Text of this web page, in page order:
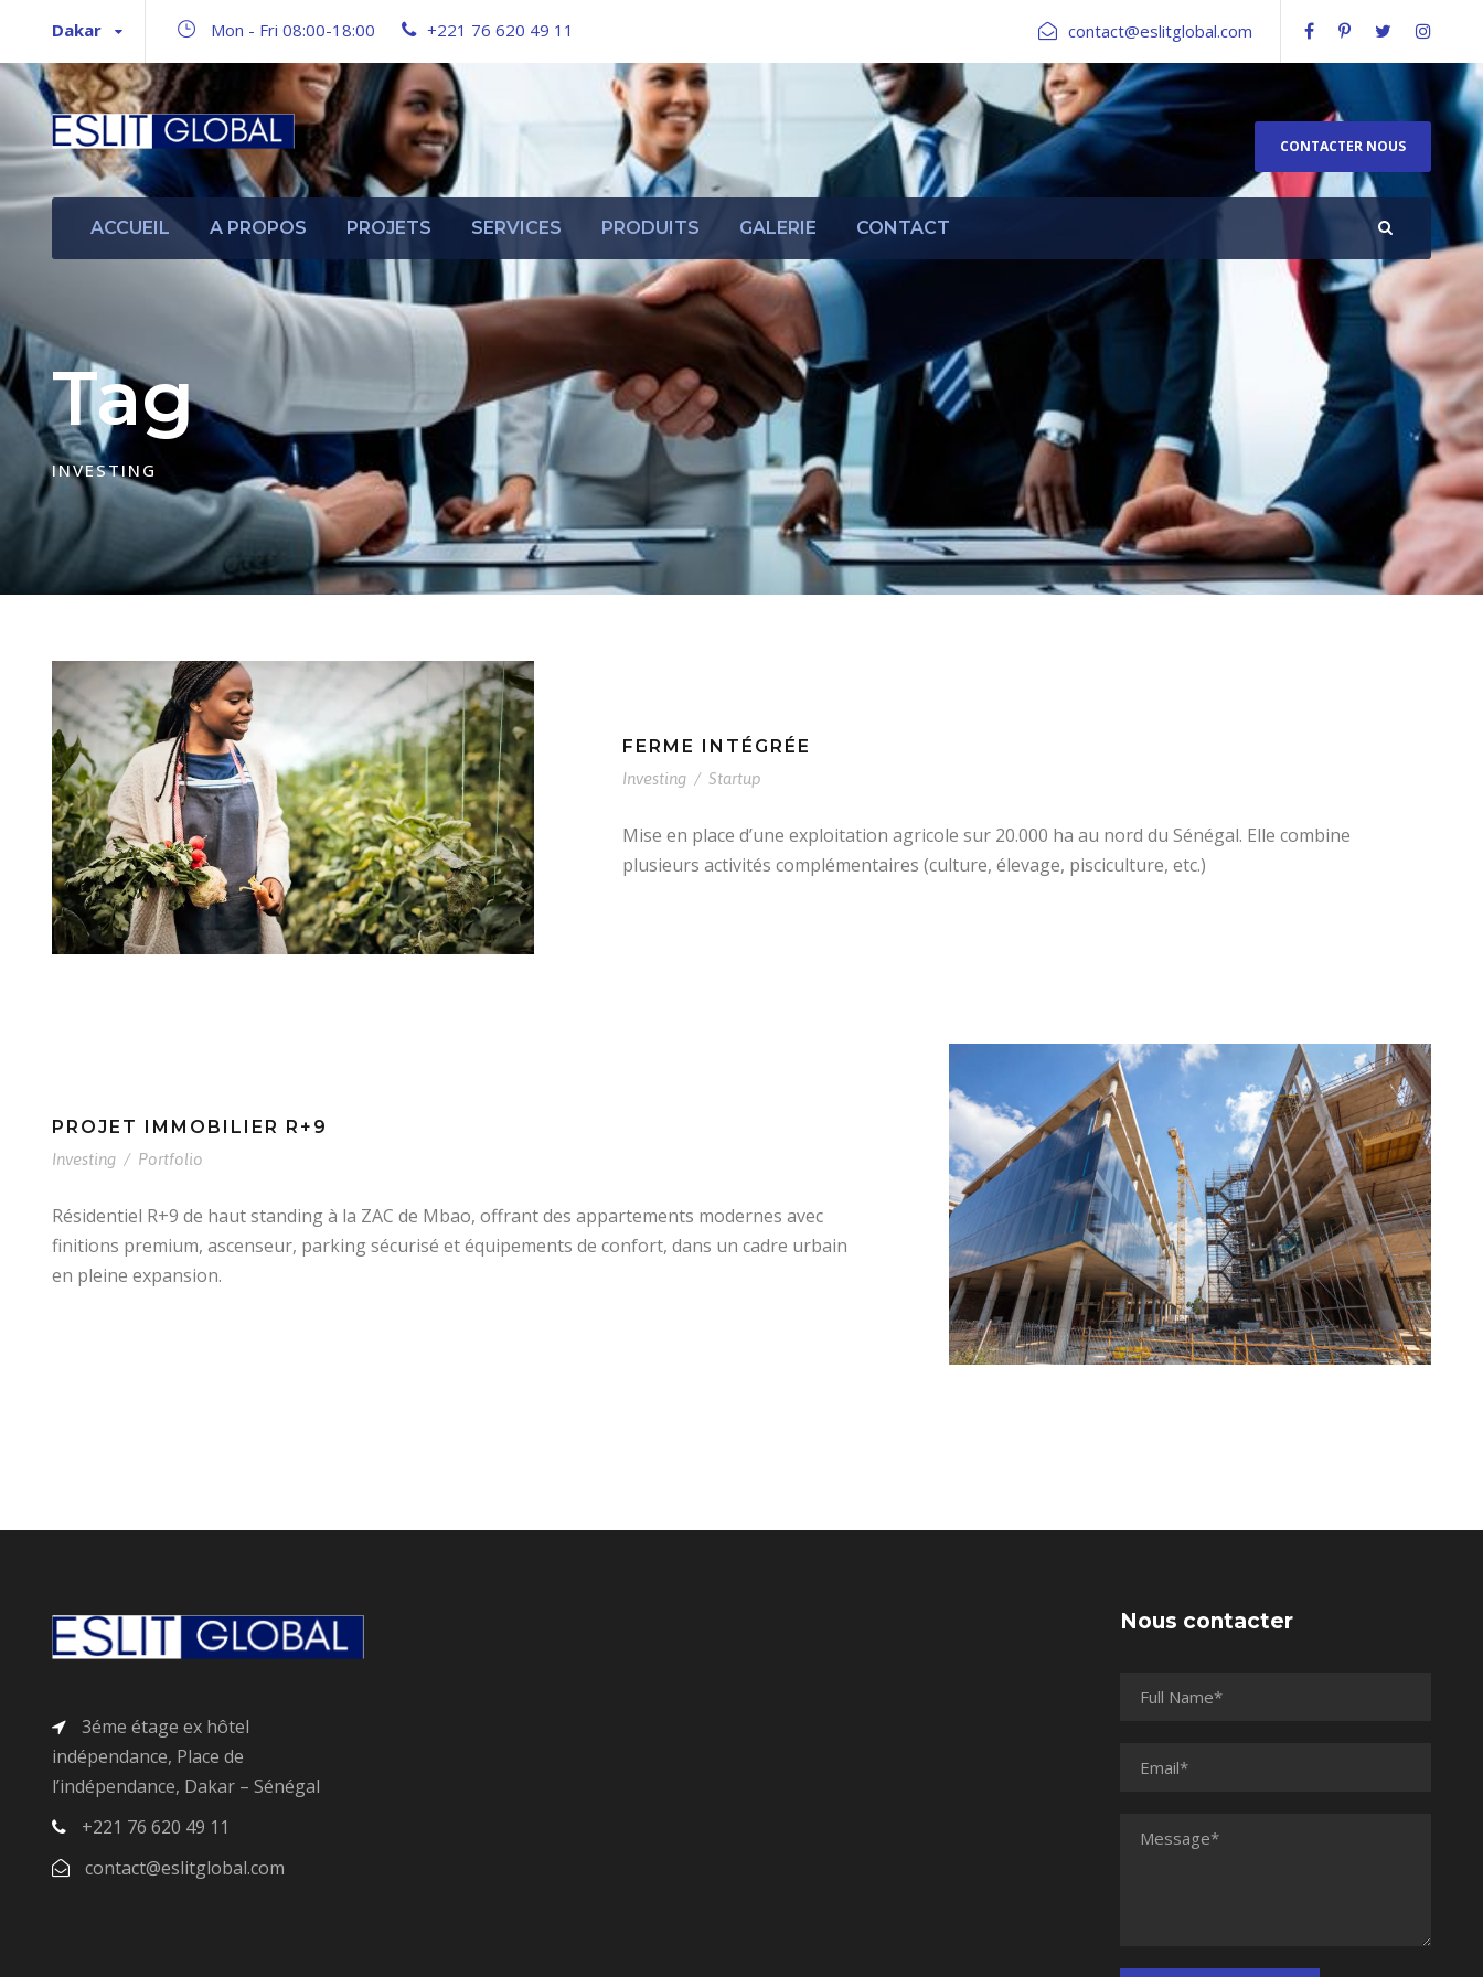
Dakar Mon - Fri 08:00-18:00 +221 76 620 49 11 contact@eslitglobal.com
CONTACTER NOUS
ACCUEIL A PROPOS PROJETS SERVICES PRODUITS GALERIE CONTACT
Tag
INVESTING
FERME INTÉGRÉE
Investing / Startup
Mise en place d’une exploitation agricole sur 20.000 ha au nord du Sénégal. Elle combine
plusieurs activités complémentaires (culture, élevage, pisciculture, etc.)
PROJET IMMOBILIER R+9
Investing / Portfolio
Résidentiel R+9 de haut standing à la ZAC de Mbao, offrant des appartements modernes avec
finitions premium, ascenseur, parking sécurisé et équipements de confort, dans un cadre urbain
en pleine expansion.
3éme étage ex hôtel
indépendance, Place de
l’indépendance, Dakar – Sénégal
+221 76 620 49 11
contact@eslitglobal.com
Nous contacter